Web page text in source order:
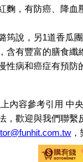
麴，有防癌、降血
筠說，另1道香瓜
含有豐富的膳食纖
性病和癌症有預防
內容參考引用 中
，歡迎與我們聯繫